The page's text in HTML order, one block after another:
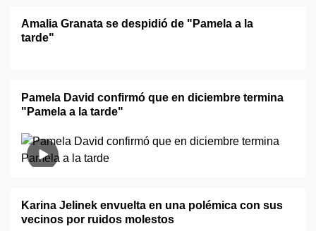
Amalia Granata se despidió de "Pamela a la
tarde"
Pamela David confirmó que en diciembre termina
"Pamela a la tarde"
Karina Jelinek envuelta en una polémica con sus
vecinos por ruidos molestos